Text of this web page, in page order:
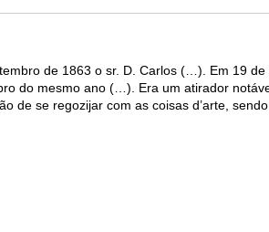
de 1863 o sr. D. Carlos (…). Em 19 de
do mesmo ano (…). Era um atirador
de se regozijar com as coisas d’arte,